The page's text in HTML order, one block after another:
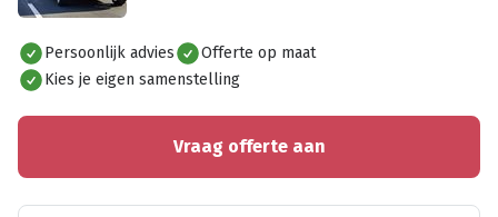
Alles bekijken
Persoonlijk advies
Offerte op maat
Kies je eigen samenstelling
Vraag offerte aan